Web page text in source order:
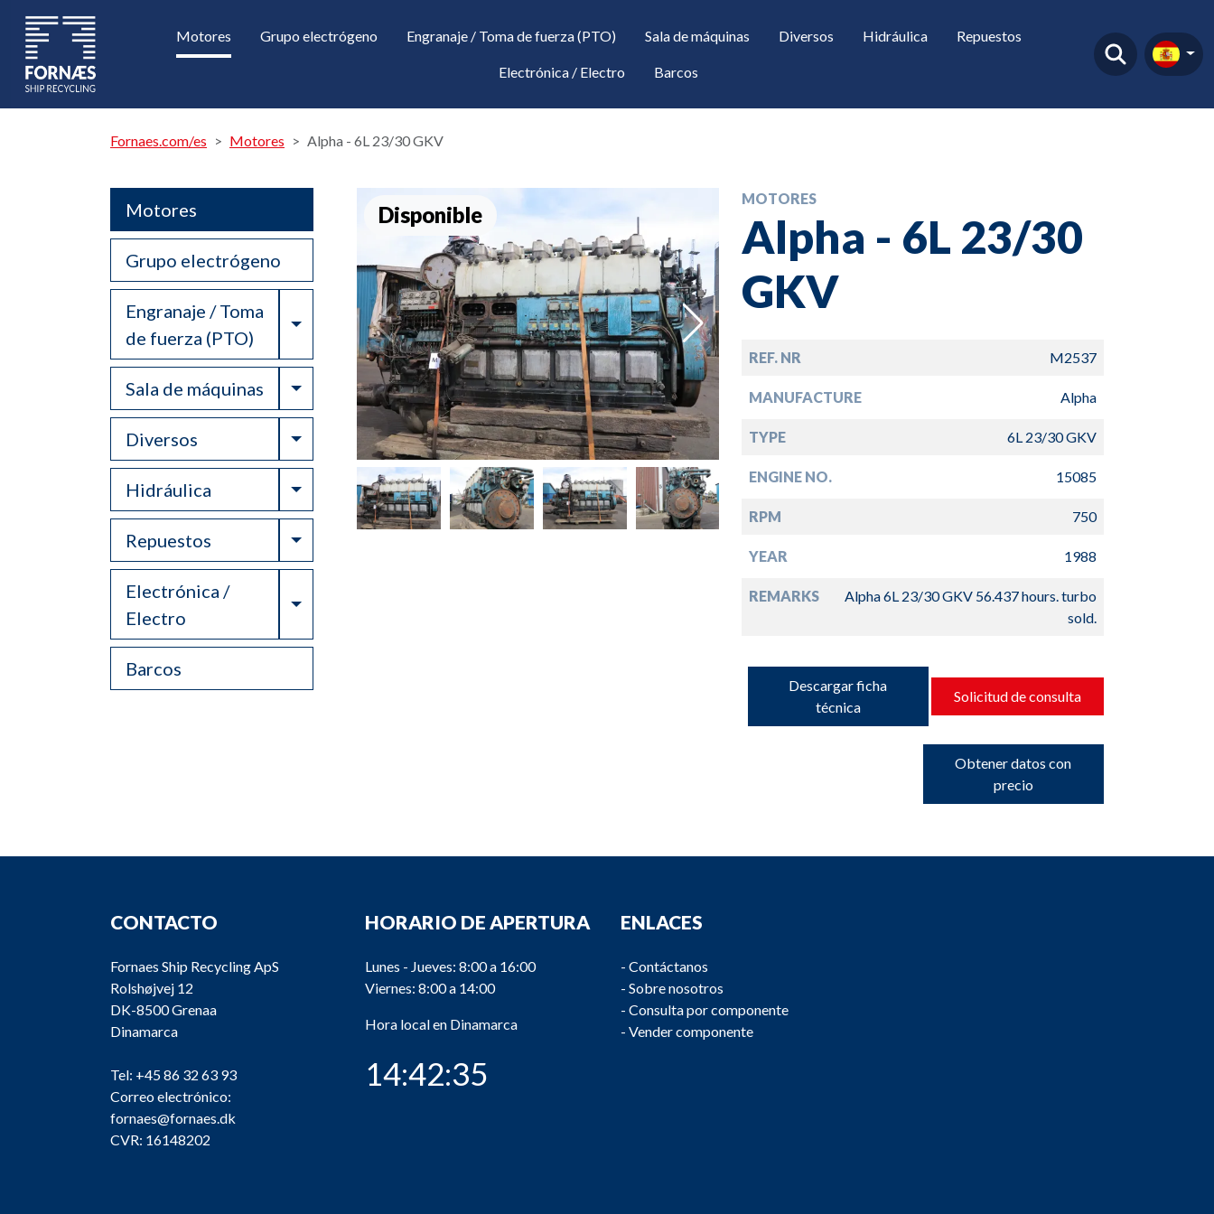
Motores Grupo electrógeno Engranaje / Toma de fuerza (PTO) Sala de máquinas Diversos Hidráulica Repuestos
Electrónica / Electro Barcos
Fornaes.com/es Motores Alpha - 6L 23/30 GKV
Motores
Grupo electrógeno
Engranaje / Toma
de fuerza (PTO)
Toggle Dropdown
Sala de máquinas Toggle Dropdown
Diversos Toggle Dropdown
Hidráulica Toggle Dropdown
Repuestos Toggle Dropdown
Electrónica /
Electro
Toggle Dropdown
Barcos
Disponible
MOTORES
Alpha - 6L 23/30
GKV
REF. NR M2537
MANUFACTURE Alpha
TYPE 6L 23/30 GKV
ENGINE NO. 15085
RPM 750
YEAR 1988
REMARKS
Alpha 6L 23/30 GKV 56.437 hours. turbo
sold.
Descargar ficha
técnica
Solicitud de consulta
Obtener datos con
precio
CONTACTO
Fornaes Ship Recycling ApS
Rolshøjvej 12
DK-8500 Grenaa
Dinamarca
Tel: +45 86 32 63 93
Correo electrónico:
fornaes@fornaes.dk
CVR: 16148202
HORARIO DE APERTURA
Lunes - Jueves: 8:00 a 16:00
Viernes: 8:00 a 14:00
Hora local en Dinamarca
14:42:35
ENLACES
- Contáctanos
- Sobre nosotros
- Consulta por componente
- Vender componente